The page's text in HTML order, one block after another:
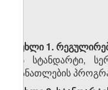
მუხლი 1.
ეს სტანდარტი,
განათლების